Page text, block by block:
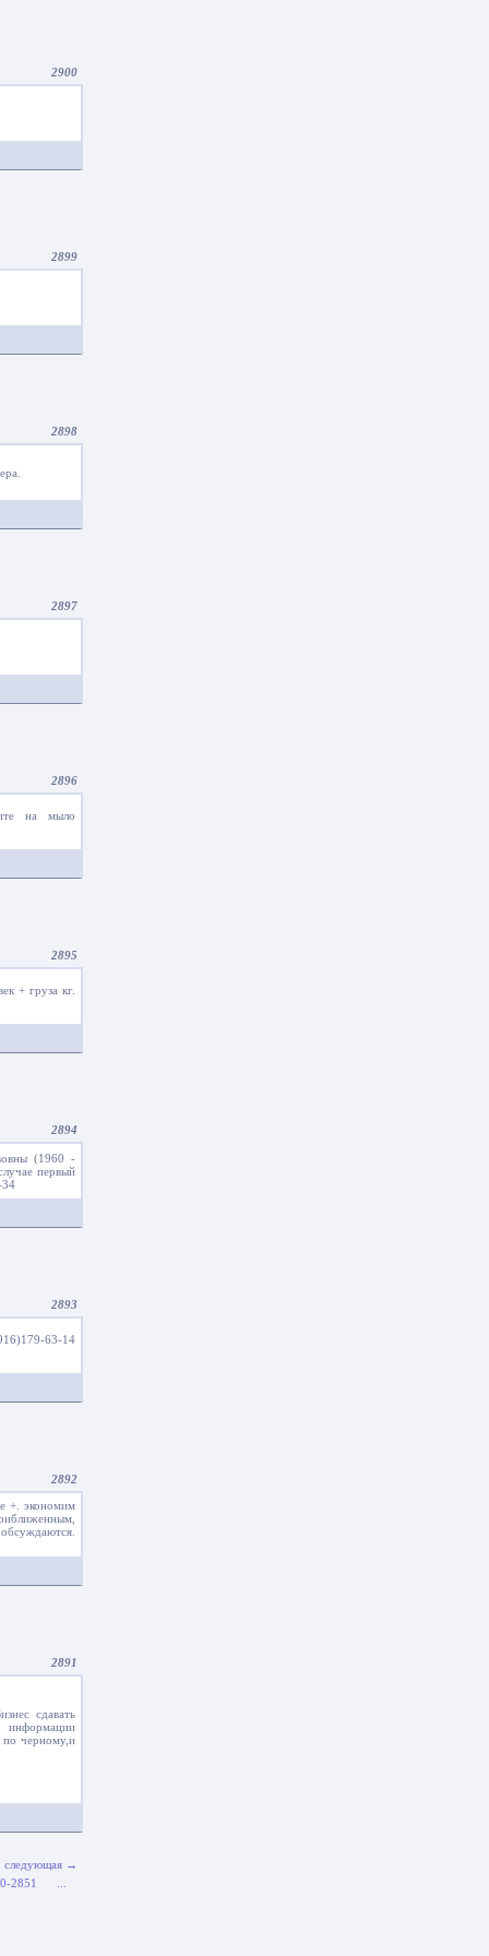
2900
2899
2898
2897
2896
на мыло
2895
+ груза кг.
2894
(1960 -
первый
34
2893
63-14
2892
+. экономим
2891
сдавать
информации
по черному,и
следующая →
2851